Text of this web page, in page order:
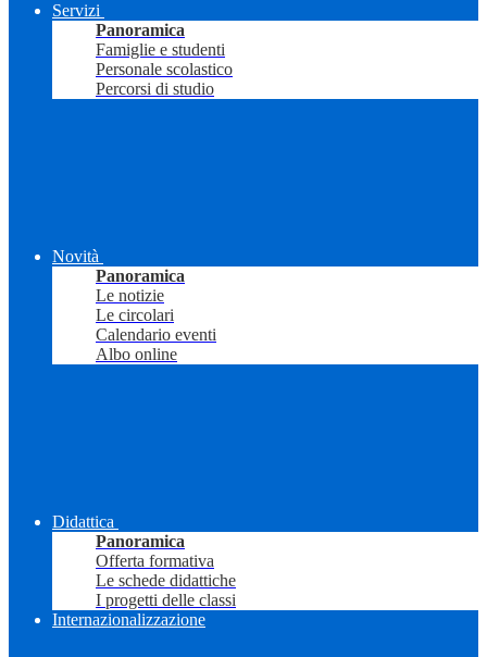
Servizi
Panoramica
Famiglie e studenti
Personale scolastico
Percorsi di studio
Novità
Panoramica
Le notizie
Le circolari
Calendario eventi
Albo online
Didattica
Panoramica
Offerta formativa
Le schede didattiche
I progetti delle classi
Internazionalizzazione